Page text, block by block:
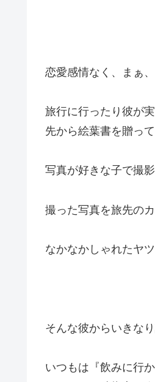
恋愛感情なく、まぁ
旅行に行ったり彼が
先から絵葉書を贈って
写真が好きな子で撮
撮った写真を旅先の
なかなかしゃれたヤツ
そんな彼からいきなり
いつもは『飲みに行